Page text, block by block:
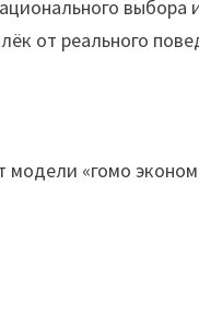
выбора
от реального
«гомо